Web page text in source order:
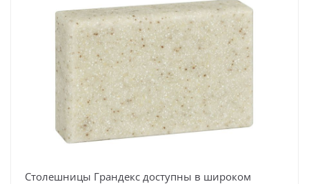
Столешницы Грандекс доступны в широком